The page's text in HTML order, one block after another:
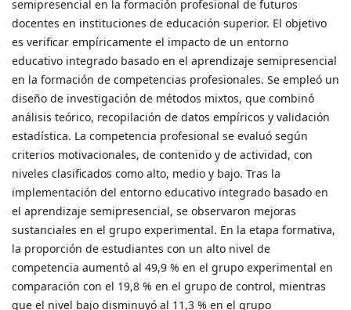
semipresencial en la formación profesional de futuros
docentes en instituciones de educación superior. El objetivo
es verificar empíricamente el impacto de un entorno
educativo integrado basado en el aprendizaje semipresencial
en la formación de competencias profesionales. Se empleó un
diseño de investigación de métodos mixtos, que combinó
análisis teórico, recopilación de datos empíricos y validación
estadística. La competencia profesional se evaluó según
criterios motivacionales, de contenido y de actividad, con
niveles clasificados como alto, medio y bajo. Tras la
implementación del entorno educativo integrado basado en
el aprendizaje semipresencial, se observaron mejoras
sustanciales en el grupo experimental. En la etapa formativa,
la proporción de estudiantes con un alto nivel de
competencia aumentó al 49,9 % en el grupo experimental en
comparación con el 19,8 % en el grupo de control, mientras
que el nivel bajo disminuyó al 11,3 % en el grupo